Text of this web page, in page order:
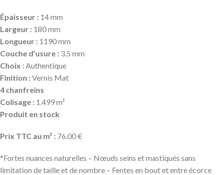
Épaisseur : 14 mm
Largeur : 180 mm
Longueur : 1190 mm
Couche d’usure : 3.5 mm
Choix : Authentique
Finition :Vernis Mat
4 chanfreins
Colisage : 1.499 m²
Produit en stock
Prix TTC au m² : 76.00 €
*Fortes nuances naturelles – Nœuds seins et mastiqués sans
limitation de taille et de nombre – Fentes en bout et entre écorce